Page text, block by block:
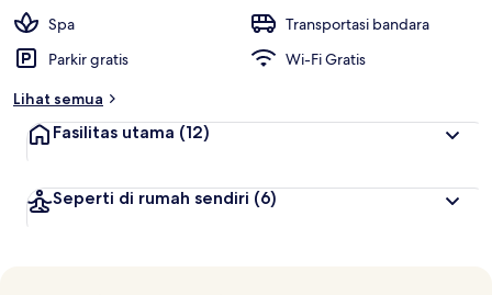
Spa
Transportasi bandara
Parkir gratis
Wi-Fi Gratis
Lihat semua
Fasilitas utama (12)
Seperti di rumah sendiri (6)